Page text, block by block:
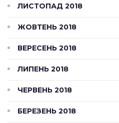
ЛИСТОПАД 2018
ЖОВТЕНЬ 2018
ВЕРЕСЕНЬ 2018
ЛИПЕНЬ 2018
ЧЕРВЕНЬ 2018
БЕРЕЗЕНЬ 2018